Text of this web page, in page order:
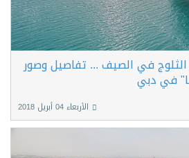
في الصيف ... تفاصيل وصور
في دبي
الأربعاء 04 أبريل 2018